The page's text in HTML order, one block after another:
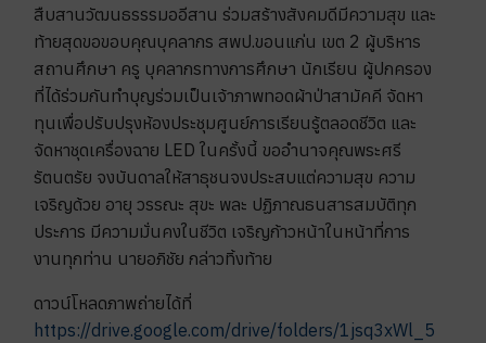
สืบสานวัฒนธรรรมออีสาน ร่วมสร้างสังคมดีมีความสุข และ
ท้ายสุดขอขอบคุณบุคลากร สพป.ขอนแก่น เขต 2 ผู้บริหาร
สถานศึกษา ครู บุคลากรทางการศึกษา นักเรียน ผู้ปกครอง
ที่ได้ร่วมกันทำบุญร่วมเป็นเจ้าภาพทอดผ้าป่าสามัคคี จัดหา
ทุนเพื่อปรับปรุงห้องประชุมศูนย์การเรียนรู้ตลอดชีวิต และ
จัดหาชุดเครื่องฉาย LED ในครั้งนี้ ขออำนาจคุณพระศรี
รัตนตรัย จงบันดาลให้สาธุชนจงประสบแต่ความสุข ความ
เจริญด้วย อายุ วรรณะ สุขะ พละ ปฏิภาณธนสารสมบัติทุก
ประการ มีความมั่นคงในชีวิต เจริญก้าวหน้าในหน้าที่การ
งานทุกท่าน นายอภิชัย กล่าวทิ้งท้าย
ดาวน์โหลดภาพถ่ายได้ที่
https://drive.google.com/drive/folders/1jsq3xWl_5